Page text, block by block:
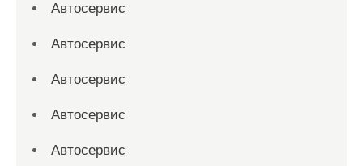
Автосервис
Автосервис
Автосервис
Автосервис
Автосервис